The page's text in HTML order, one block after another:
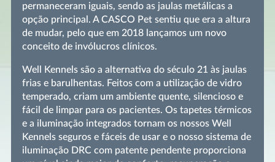
permaneceram iguais, sendo as jaulas metálicas a
opção principal. A CASCO Pet sentiu que era a altura
de mudar, pelo que em 2018 lançamos um novo
conceito de invólucros clínicos.
Well Kennels são a alternativa do século 21 às jaulas
frias e barulhentas. Feitos com a utilização de vidro
temperado, criam um ambiente quente, silencioso e
fácil de limpar para os pacientes. Os tapetes térmicos
e a iluminação integrados tornam os nossos Well
Kennels seguros e fáceis de usar e o nosso sistema de
iluminação DRC com patente pendente proporciona